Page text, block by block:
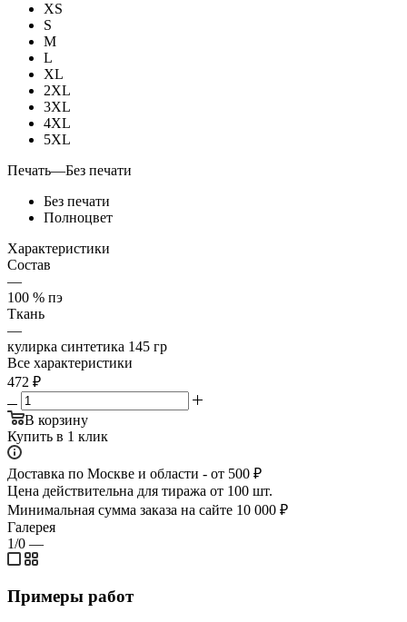
XS
S
M
L
XL
2XL
3XL
4XL
5XL
Печать—Без печати
Без печати
Полноцвет
Характеристики
Состав
—
100 % пэ
Ткань
—
кулирка синтетика 145 гр
Все характеристики
472 ₽
В корзину
Купить в 1 клик
Доставка по Москве и области - от 500 ₽
Цена действительна для тиража от 100 шт.
Минимальная сумма заказа на сайте 10 000 ₽
Галерея
1/0 —
Примеры работ